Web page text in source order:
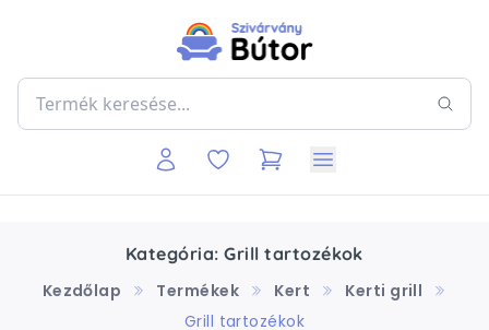
Kategória: Grill tartozékok
Kezdőlap
Termékek Kert
Kerti grill
Grill tartozékok